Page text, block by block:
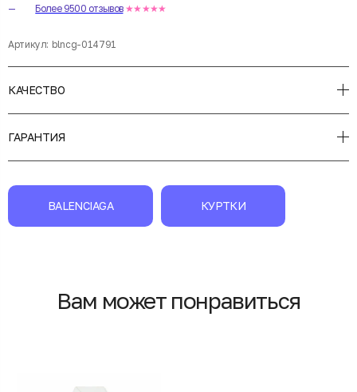
Более 9500 отзывов ★★★★★
Артикул: blncg-014791
КАЧЕСТВО
ГАРАНТИЯ
BALENCIAGA КУРТКИ
Вам может понравиться